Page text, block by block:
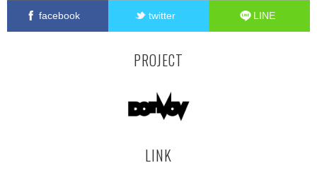
facebook twitter LINE
PROJECT
LINK